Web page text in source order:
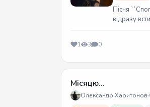
Пісня
відразу
1 3 0
Місяцю...
Олександр Харитонов